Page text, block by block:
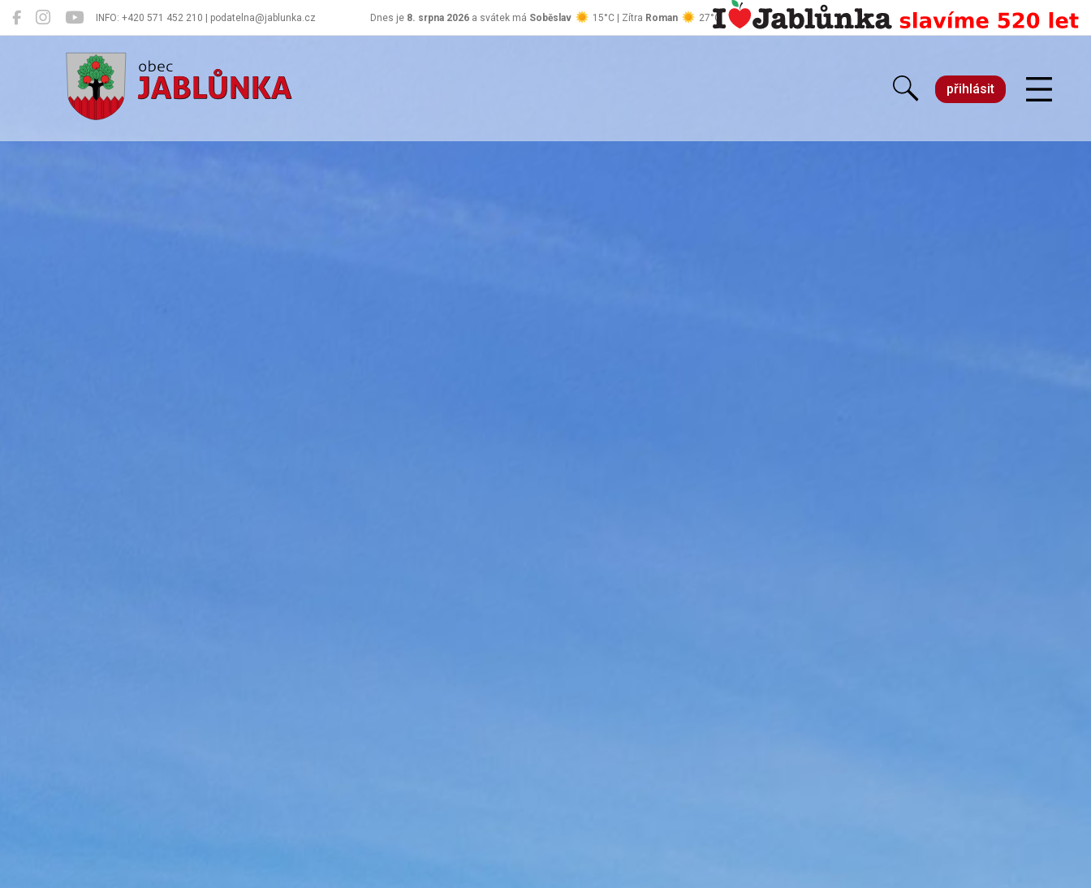
INFO: +420 571 452 210 | podatelna@jablunka.cz Dnes je 8. srpna 2026 a svátek má Soběslav 15°C | Zítra Roman 27°C
Jablůnka
přihlásit